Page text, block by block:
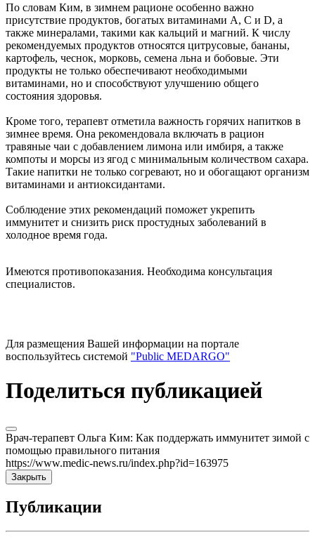
По словам Ким, в зимнем рационе особенно важно
присутствие продуктов, богатых витаминами А, С и D, а
также минералами, такими как кальций и магний. К числу
рекомендуемых продуктов относятся цитрусовые, бананы,
картофель, чеснок, морковь, семена льна и бобовые. Эти
продукты не только обеспечивают необходимыми
витаминами, но и способствуют улучшению общего
состояния здоровья.
Кроме того, терапевт отметила важность горячих напитков в
зимнее время. Она рекомендовала включать в рацион
травяные чаи с добавлением лимона или имбиря, а также
компоты и морсы из ягод с минимальным количеством сахара.
Такие напитки не только согревают, но и обогащают организм
витаминами и антиоксидантами.
Соблюдение этих рекомендаций поможет укрепить
иммунитет и снизить риск простудных заболеваний в
холодное время года.
Имеются противопоказания. Необходима консультация
специалистов.
Для размещения Вашей информации на портале
воспользуйтесь системой "Public MEDARGO"
Поделиться публикацией
Врач-терапевт Ольга Ким: Как поддержать иммунитет зимой с
помощью правильного питания
https://www.medic-news.ru/index.php?id=163975
Закрыть
Публикации